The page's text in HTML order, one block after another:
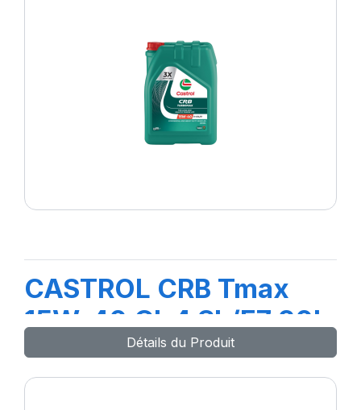
CASTROL CRB Tmax
15W-40 CI-4 SL/E7 20L
(TR)
Détails du Produit